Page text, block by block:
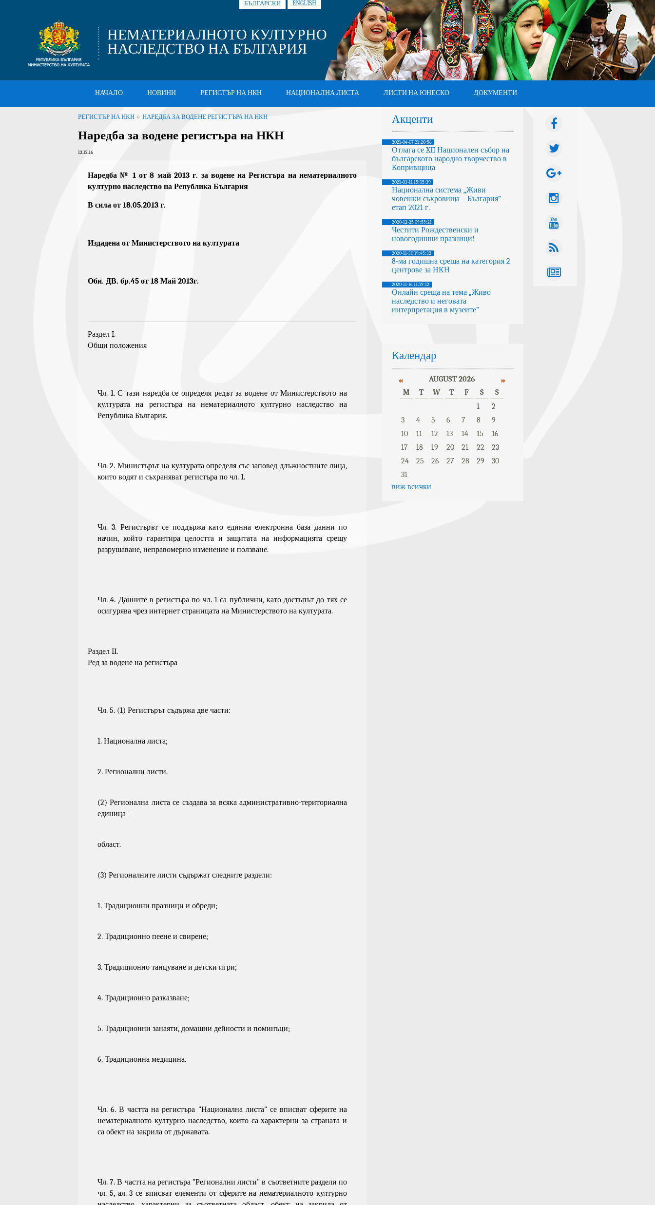
БЪЛГАРСКИ ENGLISH
НЕМАТЕРИАЛНОТО КУЛТУРНО
НАСЛЕДСТВО НА БЪЛГАРИЯ
НАЧАЛО НОВИНИ РЕГИСТЪР НА НКН НАЦИОНАЛНА ЛИСТА ЛИСТИ НА ЮНЕСКО ДОКУМЕНТИ
Акценти
2021-04-07 21:20:56
Отлага се XII Национален събор на
българското народно творчество в
Копривщица
2021-03-11 15:05:39
Национална система „Живи
човешки съкровища – България” -
етап 2021 г.
2020-12-25 09:55:21
Честити Рождественски и
новогодишни празници!
2020-11-30 19:45:32
8-ма годишна среща на категория 2
центрове за НКН
2020-11-16 11:19:12
Онлайн среща на тема „Живо
наследство и неговата
интерпретация в музеите”
Календар
AUGUST 2026
M
T W T F S
S
1
2
3
4 5 6 7 8
9
10
11 12 13 14 15
16
17
18 19 20 21 22
23
24
25 26 27 28 29
30
31
виж всички
РЕГИСТЪР НА НКН » НАРЕДБА ЗА ВОДЕНЕ РЕГИСТЪРА НА НКН
Наредба за водене регистъра на НКН
13.12.16
Наредба № 1 от 8 май 2013 г. за водене на Регистъра на нематериалното
културно наследство на Република България
В сила от 18.05.2013 г.
Издадена от Министерството на културата
Обн. ДВ. бр.45 от 18 Май 2013г.
Раздел I.
Общи положения
Чл. 1. С тази наредба се определя редът за водене от Министерството на
културата на регистъра на нематериалното културно наследство на
Република България.
Чл. 2. Министърът на културата определя със заповед длъжностните лица,
които водят и съхраняват регистъра по чл. 1.
Чл. 3. Регистърът се поддържа като единна електронна база данни по
начин, който гарантира целостта и защитата на информацията срещу
разрушаване, неправомерно изменение и ползване.
Чл. 4. Данните в регистъра по чл. 1 са публични, като достъпът до тях се
осигурява чрез интернет страницата на Министерството на културата.
Раздел II.
Ред за водене на регистъра
Чл. 5. (1) Регистърът съдържа две части:
1. Национална листа;
2. Регионални листи.
(2) Регионална листа се създава за всяка административно-териториална
единица -
област.
(3) Регионалните листи съдържат следните раздели:
1. Традиционни празници и обреди;
2. Традиционно пеене и свирене;
3. Традиционно танцуване и детски игри;
4. Традиционно разказване;
5. Традиционни занаяти, домашни дейности и поминъци;
6. Традиционна медицина.
Чл. 6. В частта на регистъра "Национална листа" се вписват сферите на
нематериалното културно наследство, които са характерни за страната и
са обект на закрила от държавата.
Чл. 7. В частта на регистъра "Регионални листи" в съответните раздели по
чл. 5, ал. 3 се вписват елементи от сферите на нематериалното културно